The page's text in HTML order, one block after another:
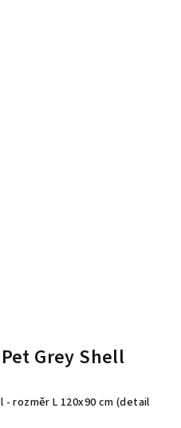
Grey Shell
rozměr L 120x90 cm (detail